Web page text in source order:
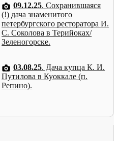
09.12.25. Сохранившаяся
(!) дача знаменитого
петербургского ресторатора И.
С. Соколова в Терийоках/
Зеленогорске.
03.08.25. Дача купца К. И.
Путилова в Куоккале (п.
Репино).